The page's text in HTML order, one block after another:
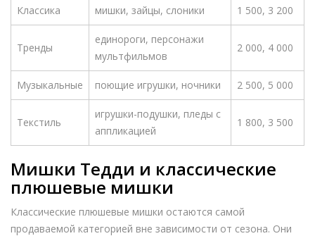
Классика мишки, зайцы, слоники 1 500, 3 200
Тренды
единороги, персонажи
мультфильмов
2 000, 4 000
Музыкальные поющие игрушки, ночники 2 500, 5 000
Текстиль
игрушки-подушки, пледы с
аппликацией
1 800, 3 500
Мишки Тедди и классические
плюшевые мишки
Классические плюшевые мишки остаются самой
продаваемой категорией вне зависимости от сезона. Они